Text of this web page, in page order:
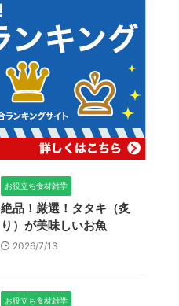
お役立ち食材雑学
絶品！厳選！タタキ（炙
り）が美味しいお魚
2026/7/13
お役立ち食材雑学